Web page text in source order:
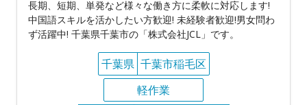
長期、短期、単発など様々な働き方に柔軟に対応します!
中国語スキルを活かしたい方歓迎! 未経験者歓迎!男女問わ
ず活躍中! 千葉県千葉市の「株式会社JCL」です。
千葉県 千葉市稲毛区
軽作業